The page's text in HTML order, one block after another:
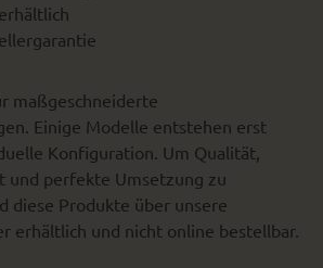
maßgeschneiderte
Einige Modelle entstehen erst
Konfiguration. Um Qualität,
und perfekte Umsetzung zu
diese Produkte über unsere
erhältlich und nicht online bestellbar.